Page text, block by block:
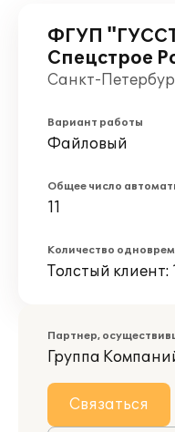
ФГУП
Спецстрое
Санкт-
Вариант работы
Файловый
Общее число
11
Количество
Толстый клиент:
Партнер,
Группа
Связаться